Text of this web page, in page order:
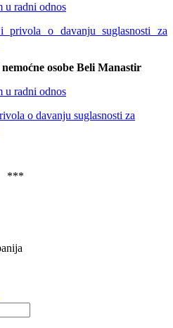
u radni odnos
o davanju suglasnosti za
osobe Beli Manastir
u radni odnos
o davanju suglasnosti za
***